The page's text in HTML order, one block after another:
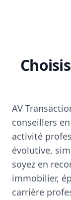
AV
conseillers
activité
évolutive,
soyez en
immobilier,
carrière